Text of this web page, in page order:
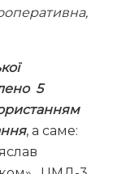
5
, а саме: